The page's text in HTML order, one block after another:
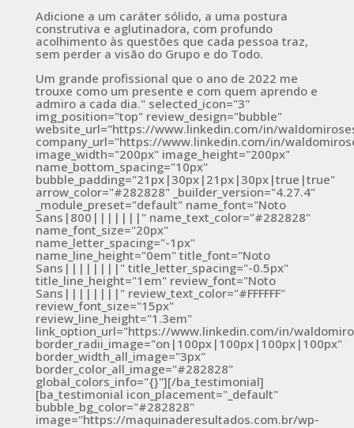
Adicione a um caráter sólido, a uma postura
construtiva e aglutinadora, com profundo
acolhimento às questões que cada pessoa traz,
sem perder a visão do Grupo e do Todo.
Um grande profissional que o ano de 2022 me
trouxe como um presente e com quem aprendo e
admiro a cada dia." selected_icon="3"
img_position="top" review_design="bubble"
website_url="https://www.linkedin.com/in/
company_url="https://www.linkedin.com/in/
image_width="200px" image_height="200px"
name_bottom_spacing="10px"
bubble_padding="21px|30px|21px|30px|true|true"
arrow_color="#282828" _builder_version="4.27.4"
_module_preset="default" name_font="Noto
Sans|800|||||||" name_text_color="#282828"
name_font_size="20px"
name_letter_spacing="-1px"
name_line_height="0em" title_font="Noto
Sans||||||||" title_letter_spacing="-0.5px"
title_line_height="1em" review_font="Noto
Sans||||||||" review_text_color="#FFFFFF"
review_font_size="15px"
review_line_height="1.3em"
link_option_url="https://www.linkedin.com/in/
border_radii_image="on|100px|100px|100px|100px"
border_width_all_image="3px"
border_color_all_image="#282828"
global_colors_info="{}"][/ba_testimonial]
[ba_testimonial icon_placement="_default"
bubble_bg_color="#282828"
image="https://maquinaderesultados.com.br/wp-